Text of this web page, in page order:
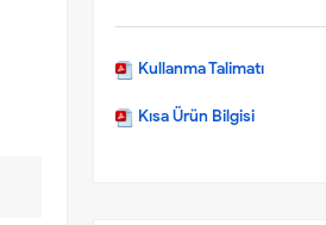
Kullanma Talimatı
Kısa Ürün Bilgisi